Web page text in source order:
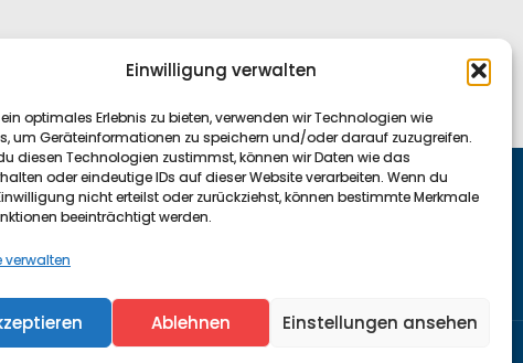
Einwilligung verwalten
optimales Erlebnis zu bieten, verwenden wir Technologien wie
um Geräteinformationen zu speichern und/oder darauf zuzugreifen.
diesen Technologien zustimmst, können wir Daten wie das
oder eindeutige IDs auf dieser Website verarbeiten. Wenn du
nicht erteilst oder zurückziehst, können bestimmte Merkmale
beeinträchtigt werden.
verwalten
Ablehnen Einstellungen ansehen
Facebook